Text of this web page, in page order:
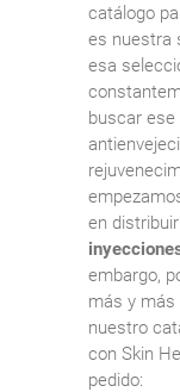
catálogo
es nuestra
esa
buscar ese
en distribuir
embargo,
más y más
nuestro
con Skin
pedido: